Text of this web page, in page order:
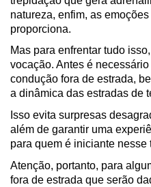
natureza, enfim, as
proporciona.
Mas para enfrentar tudo
vocação. Antes é
condução fora de estrada,
a dinâmica das estradas de
Isso evita surpresas
além de garantir uma
para quem é iniciante nesse
Atenção, portanto, para
fora de estrada que serão